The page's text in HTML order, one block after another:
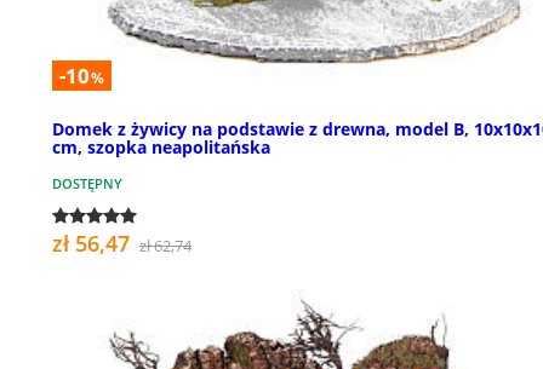
-10%
Domek z żywicy na podstawie z drewna, model B,
cm, szopka neapolitańska
DOSTĘPNY
zł 56,47 zł 62,74